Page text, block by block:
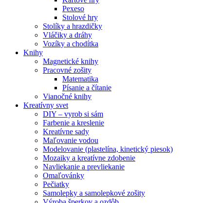
Pexeso
Stolové hry
Stolíky a hrazdičky
Vláčiky a dráhy
Vozíky a chodítka
Knihy
Magnetické knihy
Pracovné zošity
Matematika
Písanie a čítanie
Vianočné knihy
Kreatívny svet
DIY – vyrob si sám
Farbenie a kreslenie
Kreatívne sady
Maľovanie vodou
Modelovanie (plastelína, kinetický piesok)
Mozaiky a kreatívne zdobenie
Navliekanie a prevliekanie
Omaľovánky
Pečiatky
Samolepky a samolepkové zošity